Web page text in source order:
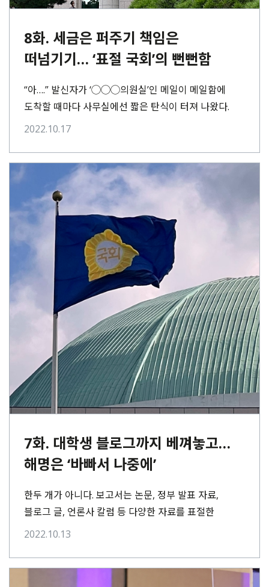
8화. 세금은 퍼주기 책임은
떠넘기기… ‘표절 국회’의 뻔뻔함
“아….” 발신자가 ‘◯◯◯의원실’인 메일이 메일함에
도착할 때마다 사무실에선 짧은 탄식이 터져 나왔다.
진실탐사그룹 <셜록>은 지난 9월 말부터 국회의원
2022.10.17
7화. 대학생 블로그까지 베껴놓고…
해명은 ‘바빠서 나중에’
한두 개가 아니다. 보고서는 논문, 정부 발표 자료,
블로그 글, 언론사 칼럼 등 다양한 자료를 표절한
흔적으로 가득했다. 여기저기서 골라⋯
2022.10.13